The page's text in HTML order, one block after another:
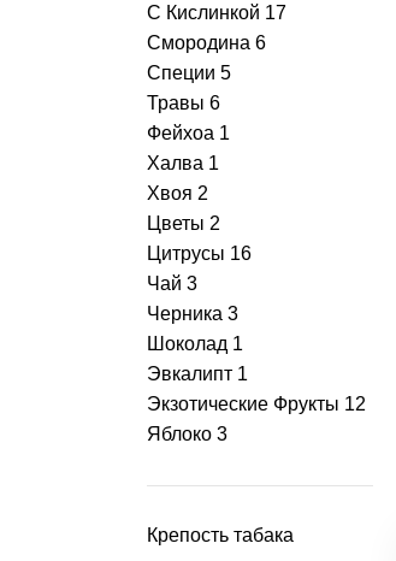
С Кислинкой 17
Смородина 6
Специи 5
Травы 6
Фейхоа 1
Халва 1
Хвоя 2
Цветы 2
Цитрусы 16
Чай 3
Черника 3
Шоколад 1
Эвкалипт 1
Экзотические Фрукты 12
Яблоко 3
Крепость табака